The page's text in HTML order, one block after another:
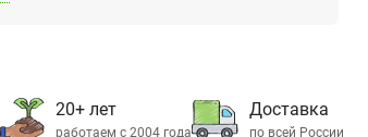
20+ лет
работаем с 2004 года
Доставка
по всей России